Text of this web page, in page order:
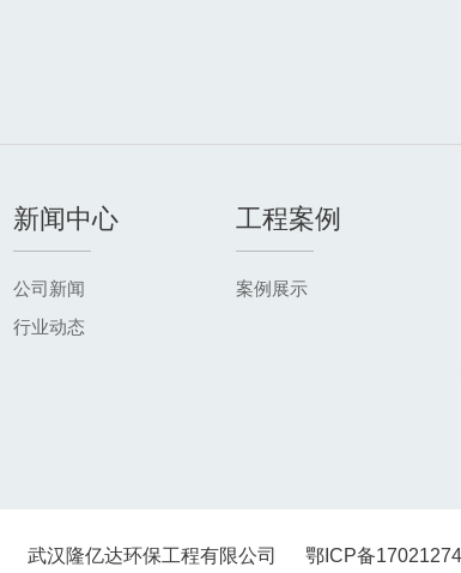
新闻中心
公司新闻
行业动态
工程案例
案例展示
武汉隆亿达环保工程有限公司 鄂ICP备